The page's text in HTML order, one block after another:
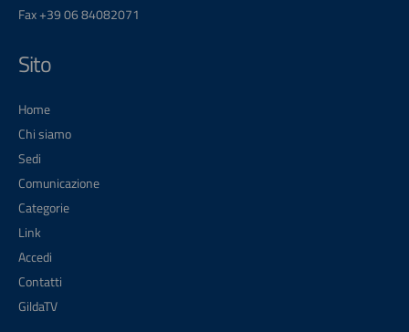
Fax +39 06 84082071
Sito
Home
Chi siamo
Sedi
Comunicazione
Categorie
Link
Accedi
Contatti
GildaTV